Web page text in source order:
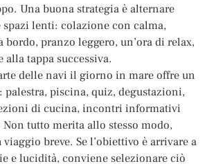
Una buona strategia è alternare
lenti: colazione con calma,
bordo, pranzo leggero, un’ora di relax,
tappa successiva.
delle navi il giorno in mare offre un
palestra, piscina, quiz, degustazioni,
di cucina, incontri informativi
tutto merita allo stesso modo,
breve. Se l’obiettivo è arrivare a
e lucidità, conviene selezionare ciò